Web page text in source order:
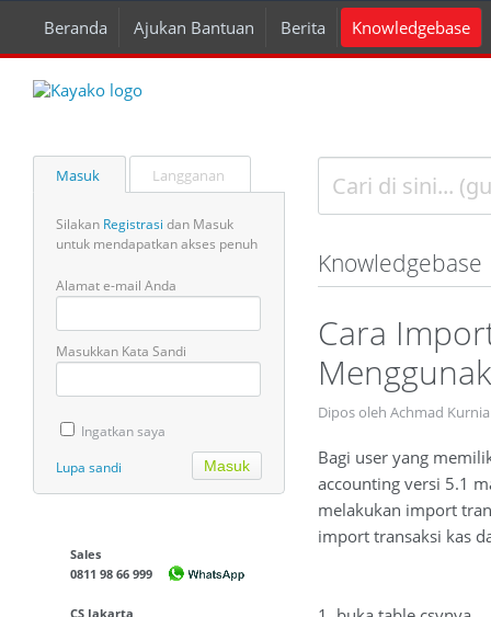
Beranda Ajukan Bantuan Berita Knowledgebase
Masuk Langganan
Silakan Registrasi dan Masuk
untuk mendapatkan akses penuh
Alamat e-mail Anda
Masukkan Kata Sandi
Ingatkan saya
Lupa sandi
Sales
0811 98 66 999
CS Jakarta
Knowledgebase
Cara
Dipos oleh Achmad
Bagi user yang
accounting versi 5.1
melakukan import
import transaksi kas